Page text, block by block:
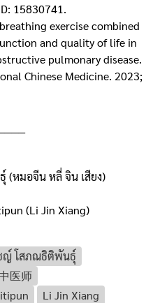
15830741.
exercise combined
and quality of life in
pulmonary disease.
Chinese Medicine. 2023;
หมอจีน หลี่ จิน เสียง)
(Li Jin Xiang)
โสภณธิติพันธุ์
医师
Li Jin Xiang